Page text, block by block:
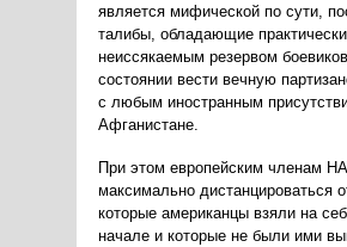
является мифической по сути,
талибы, обладающие практически
неиссякаемым резервом
состоянии вести вечную
с любым иностранным
Афганистане.
При этом европейским членам
максимально дистанцироваться
которые американцы взяли на
начале и которые не были ими